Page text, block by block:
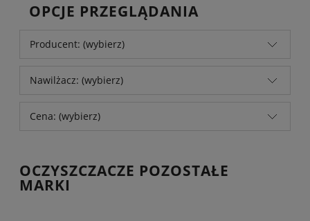
OPCJE PRZEGLĄDANIA
Producent: (wybierz)
Nawilżacz: (wybierz)
Cena: (wybierz)
OCZYSZCZACZE POZOSTAŁE
MARKI